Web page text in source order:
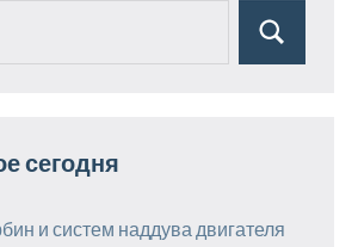
Поиск
сегодня
и систем наддува двигателя